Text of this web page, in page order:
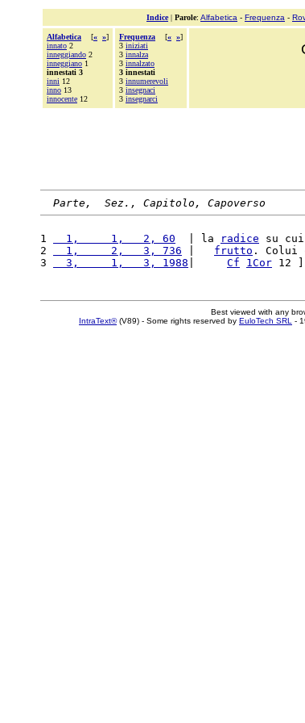
Indice| Parole: Alfabetica - Frequenza -
Alfabetica [« »]
innato 2
inneggiando 2
inneggiano 1
innestati 3
inni 12
inno 13
innocente 12
Frequenza [« »]
3 iniziati
3 innalza
3 innalzato
3 innestati
3 innumerevoli
3 insegnaci
3 insegnarci
Parte,  Sez., Capitolo, Capoverso
1
  1,     1,   2, 60
  | la
radice su cui
2
  1,     2,   3, 736
frutto . Colui
3
  3,     1,   3, 1988
Cf 1Cor 12
Best viewed with any
IntraText®(V89) - Some rights reserved by EuloTech SRL -